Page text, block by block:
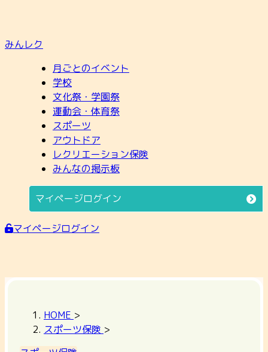
みんレク
月ごとのイベント
学校
文化祭・学園祭
運動会・体育祭
スポーツ
アウトドア
レクリエーション保険
みんなの掲示板
マイページログイン
マイページログイン
HOME >
スポーツ保険 >